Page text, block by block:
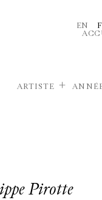
EN
ARTISTE
Pirotte